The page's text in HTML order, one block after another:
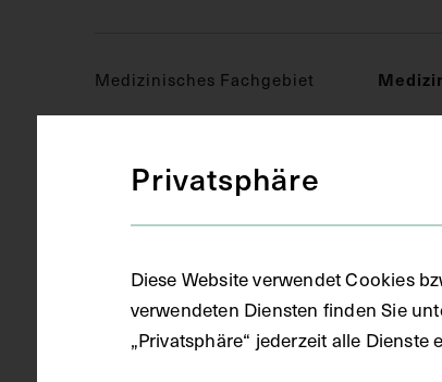
Medizinisches Fachgebiet
Objektart
Datierung
Privatsphäre
Diese Website verwendet Cookies
verwendeten Diensten finden Sie
„Privatsphäre“ jederzeit alle